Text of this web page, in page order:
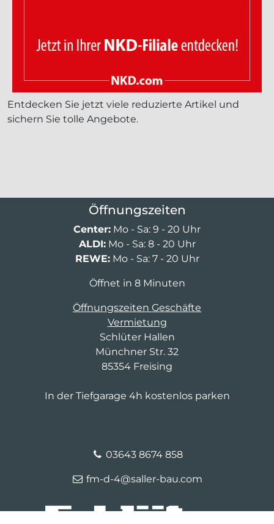
Entdecken Sie jetzt viele reduzierte Artikel und
sichern Sie tolle Angebote.
Öffnungszeiten
Center: Mo - Sa: 9 - 20 Uhr
ALDI:Mo - Sa: 8 - 20 Uhr
REWE:Mo - Sa: 7 - 20 Uhr
Öffnet in 8 Minuten
Öffnungszeiten Geschäfte
Vermietung
Schlüter Hallen
Münchner Str. 32
85354 Freising
In der Tiefgarage 4h kostenlos parken
03643 8674 858
fm-d-4@saller-bau.com